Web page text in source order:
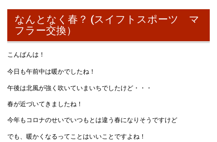
なんとなく春？ (スイフトスポーツ マ
フラー交換）
こんばんは！
今日も午前中は暖かでしたね！
午後は北風が強く吹いていまいちでしたけど・・・
春が近づいてきましたね！
今年もコロナのせいでいつもとは違う春になりそうですけど
でも、暖かくなるってことはいいことですよね！